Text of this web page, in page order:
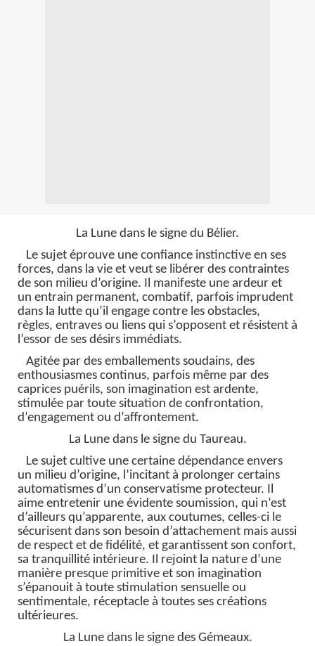
La Lune dans le signe du Bélier.
Le sujet éprouve une confiance instinctive en ses
forces, dans la vie et veut se libérer des contraintes
de son milieu d’origine. Il manifeste une ardeur et
un entrain permanent, combatif, parfois imprudent
dans la lutte qu’il engage contre les obstacles,
règles, entraves ou liens qui s’opposent et résistent à
l’essor de ses désirs immédiats.
Agitée par des emballements soudains, des
enthousiasmes continus, parfois même par des
caprices puérils, son imagination est ardente,
stimulée par toute situation de confrontation,
d’engagement ou d’affrontement.
La Lune dans le signe du Taureau.
Le sujet cultive une certaine dépendance envers
un milieu d’origine, l’incitant à prolonger certains
automatismes d’un conservatisme protecteur. Il
aime entretenir une évidente soumission, qui n’est
d’ailleurs qu’apparente, aux coutumes, celles-ci le
sécurisent dans son besoin d’attachement mais aussi
de respect et de fidélité, et garantissent son confort,
sa tranquillité intérieure. Il rejoint la nature d’une
manière presque primitive et son imagination
s’épanouit à toute stimulation sensuelle ou
sentimentale, réceptacle à toutes ses créations
ultérieures.
La Lune dans le signe des Gémeaux.